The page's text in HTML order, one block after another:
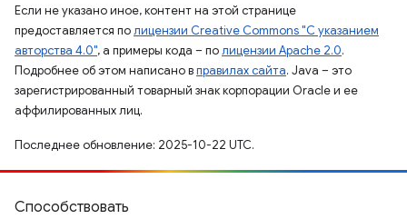
Если не указано иное, контент на этой странице
предоставляется полицензии Creative Commons "С указанием
авторства 4.0", а примеры кода – полицензии Apache 2.0.
Подробнее об этом написано вправилах сайта. Java – это
зарегистрированный товарный знак корпорации Oracle и ее
аффилированных лиц.
Последнее обновление: 2025-10-22 UTC.
Способствовать